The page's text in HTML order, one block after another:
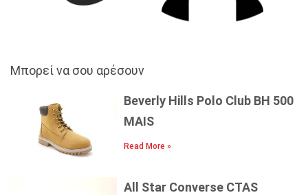
Μπορεί να σου αρέσουν
Beverly Hills Polo Club BH 500
MAIS
Read More »
All Star Converse CTAS